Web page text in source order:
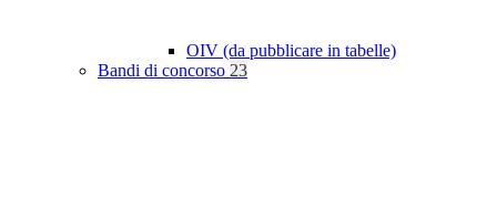
OIV (da pubblicare in tabelle)
Bandi di concorso 23